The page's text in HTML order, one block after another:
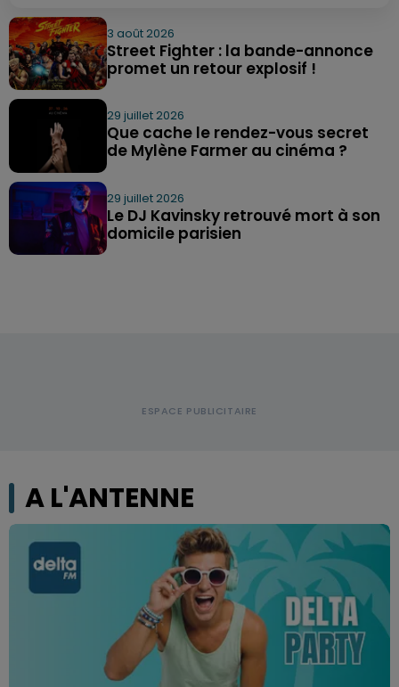
3 août 2026
Street Fighter : la bande-annonce
promet un retour explosif !
29 juillet 2026
Que cache le rendez-vous secret
de Mylène Farmer au cinéma ?
29 juillet 2026
Le DJ Kavinsky retrouvé mort à son
domicile parisien
A L'ANTENNE